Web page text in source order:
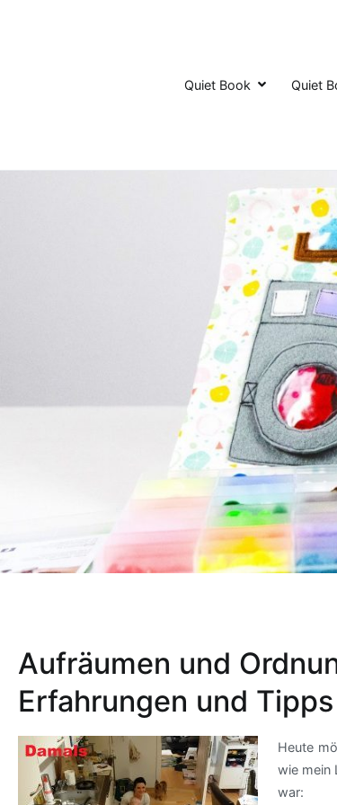
Quiet Book Quiet
Aufräumen und
Erfahrungen und Tipps
Heute
wie mein
war: